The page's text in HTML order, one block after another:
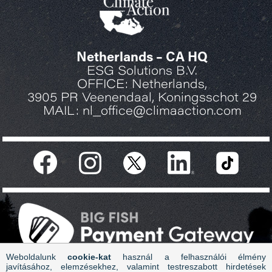
Netherlands – CA HQ
ESG Solutions B.V.
OFFICE: Netherlands,
3905 PR Veenendaal, Koningsschot 29
MAIL: nl_office@climaaction.com
Weboldalunkcookie-kat használ a felhasználói élmény
javításához, elemzésekhez, valamint testreszabott hirdetések